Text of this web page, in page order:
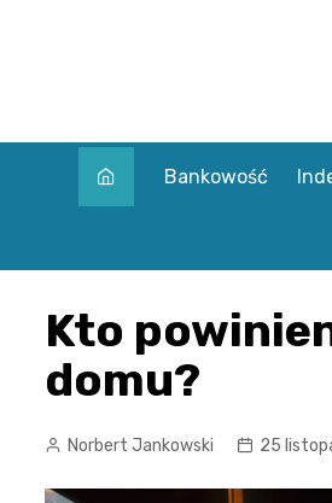
Bankowość
Kto
domu?
Norbert Jankowski 25